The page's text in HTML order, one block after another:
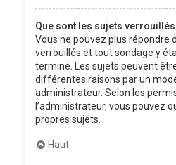
Que sont les sujets verrouillés
Vous ne pouvez plus répondre
verrouillés et tout sondage y
terminé. Les sujets peuvent
différentes raisons par un
administrateur. Selon les
l’administrateur, vous pouvez
propres sujets.
Haut